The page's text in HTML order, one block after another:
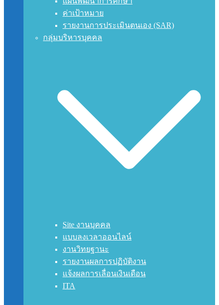
ค่าเป้าหมาย
รายงานการประเมินตนเอง (SAR)
กลุ่มบริหารบุคคล
Site งานบุคคล
แบบลงเวลาออนไลน์
งานวิทยฐานะ
รายงานผลการปฏิบัติงาน
แจ้งผลการเลื่อนเงินเดือน
ITA